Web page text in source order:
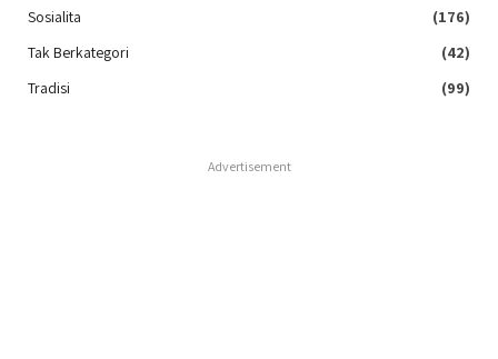
Sosialita
(176)
Tak Berkategori
(42)
Tradisi
(99)
Advertisement